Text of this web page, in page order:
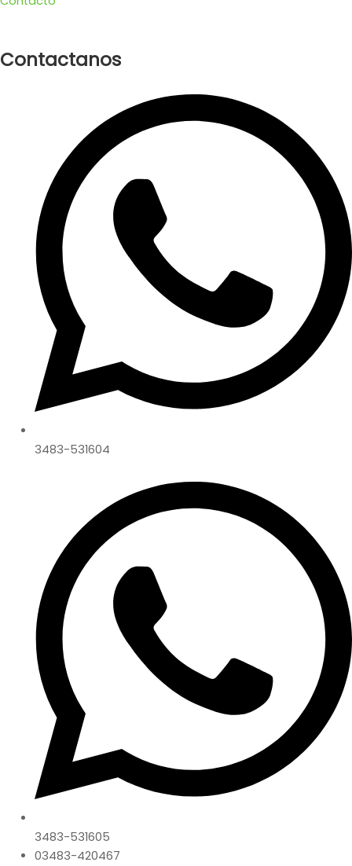
Contactanos
3483-531604
3483-531605
03483-420467